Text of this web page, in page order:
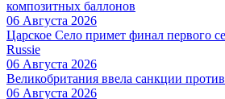
композитных баллонов
06 Августа 2026
Царское Село примет финал первого
Russie
06 Августа 2026
Великобритания ввела санкции
06 Августа 2026